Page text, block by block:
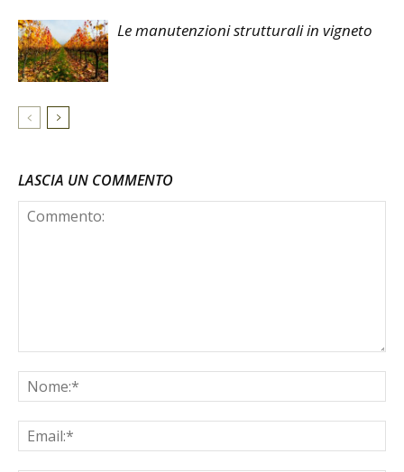
Le manutenzioni strutturali in vigneto
LASCIA UN COMMENTO